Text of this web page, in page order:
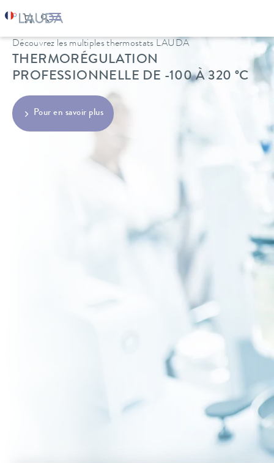
Découvrez les multiples thermostats LAUDA
THERMORÉGULATION
PROFESSIONNELLE DE -100 À 320 °C
Pour en savoir plus